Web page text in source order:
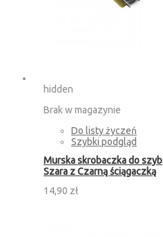
hidden
Brak w magazynie
Do listy życzeń
Szybki podgląd
Murska skrobaczka do szyb
Szara z Czarną ściągaczką
14,90 zł